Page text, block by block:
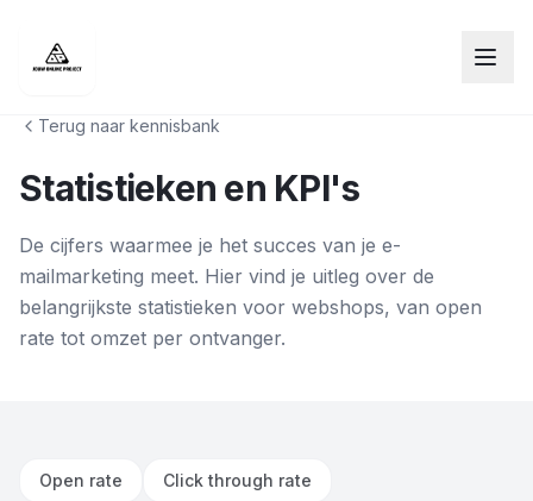
Terug naar kennisbank
Statistieken en KPI's
De cijfers waarmee je het succes van je e-
mailmarketing meet. Hier vind je uitleg over de
belangrijkste statistieken voor webshops, van open
rate tot omzet per ontvanger.
Open rate Click through rate